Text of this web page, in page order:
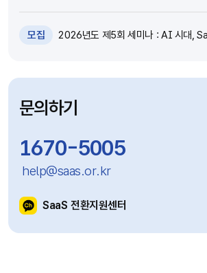
모집
2026년도 제5회 세미나 : AI 시대,
문의하기
1670-5005
help@saas.or.kr
SaaS 전환지원센터